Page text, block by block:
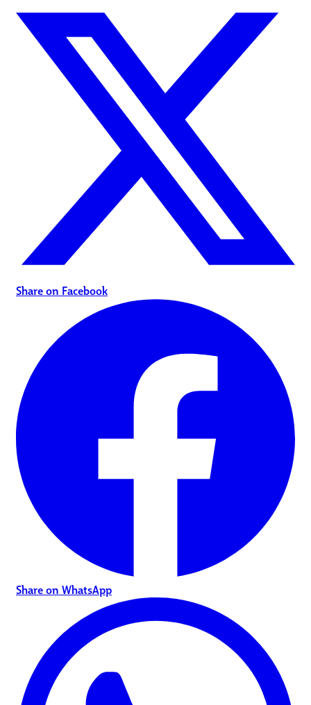
Share on Facebook
Share on WhatsApp